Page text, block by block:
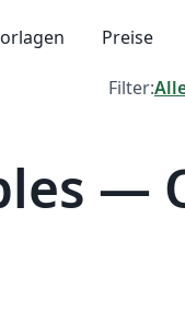
Preise
Filter:
—